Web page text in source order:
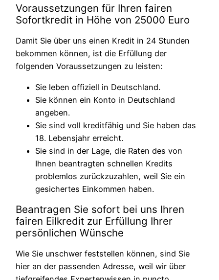
Voraussetzungen für Ihren fairen
Sofortkredit in Höhe von 25000 Euro
Damit Sie über uns einen Kredit in 24 Stunden
bekommen können, ist die Erfüllung der
folgenden Voraussetzungen zu leisten:
Sie leben offiziell in Deutschland.
Sie können ein Konto in Deutschland
angeben.
Sie sind voll kreditfähig und Sie haben das
18. Lebensjahr erreicht.
Sie sind in der Lage, die Raten des von
Ihnen beantragten schnellen Kredits
problemlos zurückzuzahlen, weil Sie ein
gesichertes Einkommen haben.
Beantragen Sie sofort bei uns Ihren
fairen Eilkredit zur Erfüllung Ihrer
persönlichen Wünsche
Wie Sie unschwer feststellen können, sind Sie
hier an der passenden Adresse, weil wir über